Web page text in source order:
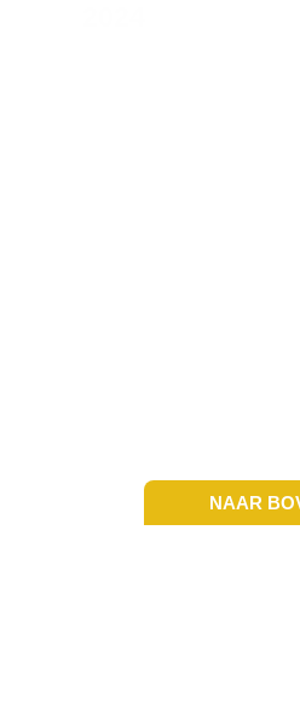
NAAR